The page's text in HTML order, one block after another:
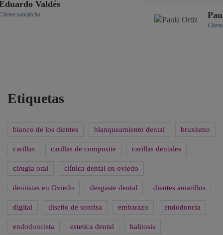
Etiquetas
blanco de los dientes blanqueamiento dental bruxismo
carillas carillas de composite carillas dentales
cirugia oral clínica dental en oviedo
dentistas en Oviedo desgaste dental dientes amarillos
digital diseño de sonrisa embarazo endodoncia
endodoncista estetica dental halitosis